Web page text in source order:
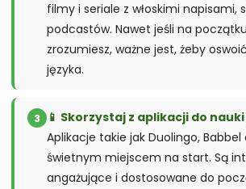
filmy i seriale z włoskimi napisami,
podcastów. Nawet jeśli na
zrozumiesz, ważne jest, żeby
języka.
3
📱 Skorzystaj z aplikacji do
Aplikacje takie jak Duolingo,
świetnym miejscem na start. Są
angażujące i dostosowane do